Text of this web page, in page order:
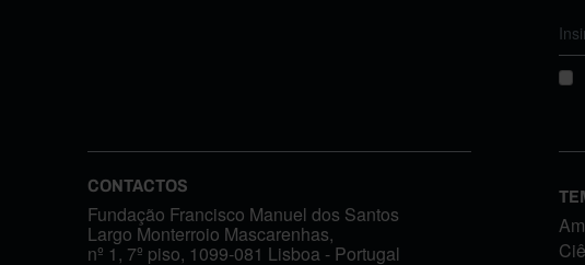
CONTACTOS
Fundação Francisco Manuel dos Santos
Largo Monterroio Mascarenhas,
nº 1, 7º piso, 1099-081 Lisboa - Portugal